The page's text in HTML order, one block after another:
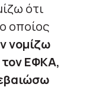
ότι
οποίος
νομίζω
τον ΕΦΚΑ,